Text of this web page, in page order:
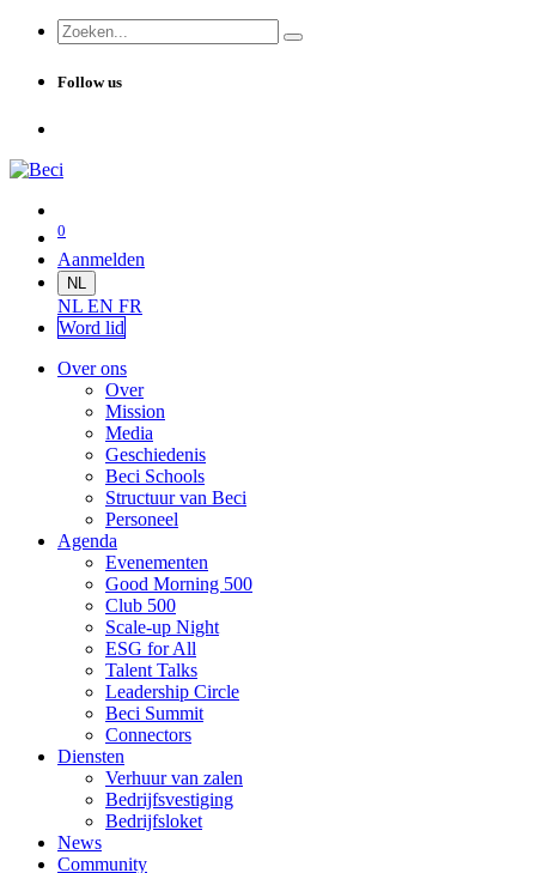
Follow us
0
Aanmelden
NL
NL EN FR
Word lid
Over ons
Over
Mission
Media
Geschiedenis
Beci Schools
Structuur van Beci
Personeel
Agenda
Evenementen
Good Morning 500
Club 500
Scale-up Night
ESG for All
Talent Talks
Leadership Circle
Beci Summit
Connectors
Diensten
Verhuur van zalen
Bedrijfsvestiging
Bedrijfsloket
News
Community